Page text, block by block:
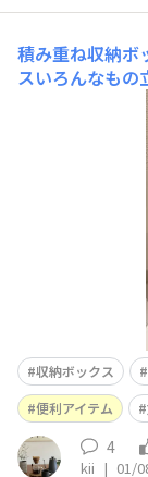
積み重ね収納ボ
スいろんなもの
収納ボックス
便利アイテム
4
kii | 01/